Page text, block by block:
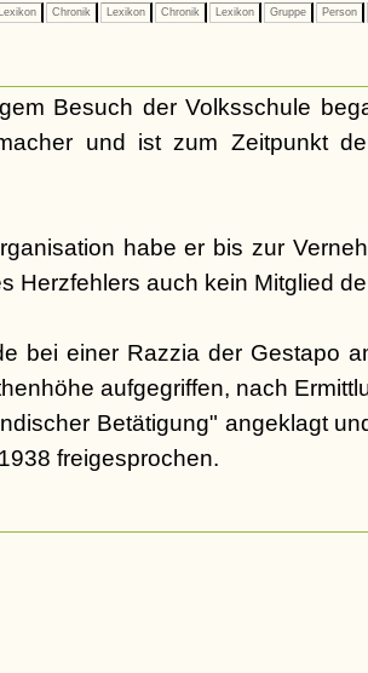
Lexikon Chronik Lexikon Chronik Lexikon Gruppe Person
Besuch der Volksschule
und ist zum Zeitpunkt
habe er bis zur
Herzfehlers auch kein Mitglied
bei einer Razzia der Gestapo
aufgegriffen, nach
Betätigung" angeklagt
freigesprochen.